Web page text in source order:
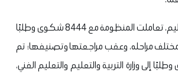
وبالنسبة لقطاع التعليم، تعاملت المنظومة مع 8444 شكوى وطلبًا
مراحله، وعقب مراجعتها وتصنيفها؛ تم
شكوى وطلبًا إلى وزارة التربية والتعليم والتعليم الفني،